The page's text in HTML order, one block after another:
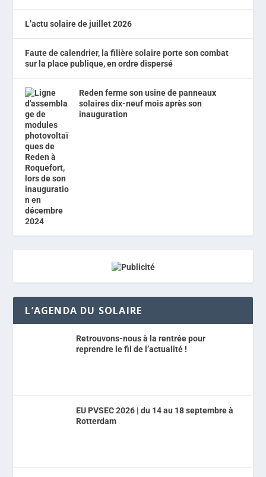
L’actu solaire de juillet 2026
Faute de calendrier, la filière solaire porte son combat
sur la place publique, en ordre dispersé
Reden ferme son usine de panneaux
solaires dix-neuf mois après son
inauguration
L’AGENDA DU SOLAIRE
Retrouvons-nous à la rentrée pour
reprendre le fil de l’actualité !
EU PVSEC 2026 | du 14 au 18 septembre à
Rotterdam